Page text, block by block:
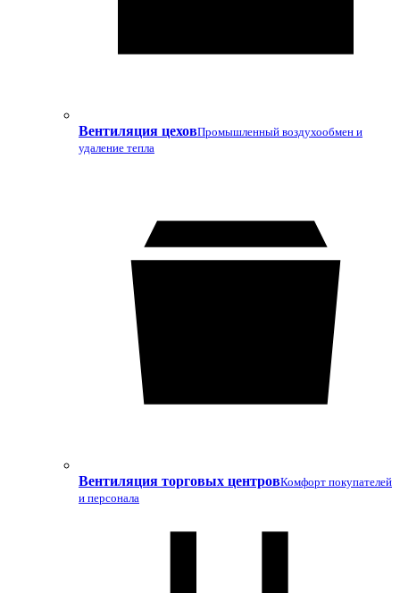
Вентиляция цеховПромышленный воздухообмен и
удаление тепла
Вентиляция торговых центровКомфорт покупателей
и персонала